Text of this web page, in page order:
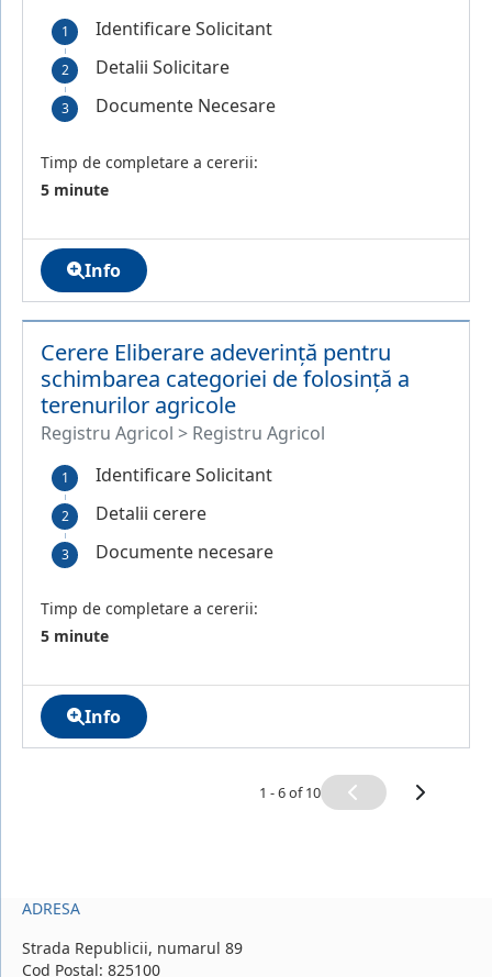
Identificare Solicitant
Detalii Solicitare
Documente Necesare
Timp de completare a cererii:
5 minute
Info
Cerere Eliberare adeverință pentru
schimbarea categoriei de folosință a
terenurilor agricole
Registru Agricol > Registru Agricol
Identificare Solicitant
Detalii cerere
Documente necesare
Timp de completare a cererii:
5 minute
Info
1 - 6 of 10
ADRESA
Strada Republicii, numarul 89
Cod Postal: 825100